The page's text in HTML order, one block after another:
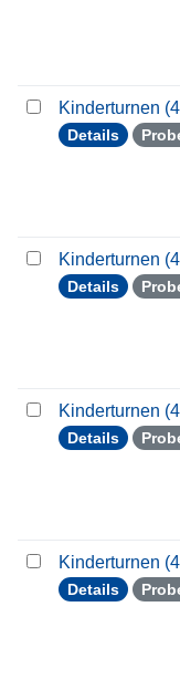
Kinderturnen
Details
Kinderturnen
Details
Kinderturnen
Details
Kinderturnen
Details